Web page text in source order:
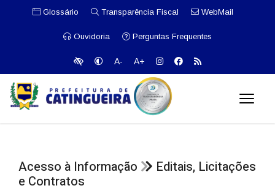
Glossário Transparência Fiscal WebMail
Ouvidoria Perguntas Frequentes
A- A+
Acesso à Informação
Editais, Licitações
e Contratos